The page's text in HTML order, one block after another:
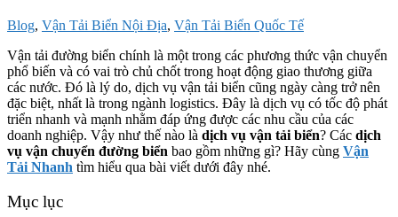
Blog, Vận Tải Biển Nội Địa, Vận Tải Biển Quốc Tế
Vận tải đường biển chính là một trong các phương thức vận chuyển
phổ biến và có vai trò chủ chốt trong hoạt động giao thương giữa
các nước. Đó là lý do, dịch vụ vận tải biển cũng ngày càng trở nên
đặc biệt, nhất là trong ngành logistics. Đây là dịch vụ có tốc độ phát
triển nhanh và mạnh nhằm đáp ứng được các nhu cầu của các
doanh nghiệp. Vậy như thế nào là dịch vụ vận tải biển? Các dịch
vụ vận chuyển đường biển bao gồm những gì? Hãy cùng Vận
Tải Nhanh tìm hiểu qua bài viết dưới đây nhé.
Mục lục